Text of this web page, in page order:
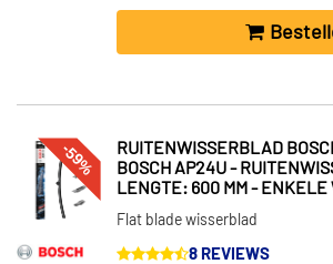
-59%
RUITENWISSERBLAD
BOSCH AP24U -
LENGTE: 600 MM - ENKELE
Flat blade wisserblad
8 REVIEWS